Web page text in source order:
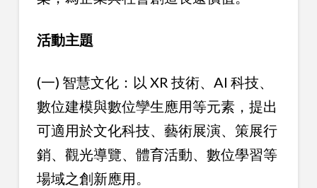
活動主題
(一) 智慧文化：以 XR 技術、AI 科技、
數位建模與數位孿生應用等元素，提出
可適用於文化科技、藝術展演、策展行
銷、觀光導覽、體育活動、數位學習等
場域之創新應用。